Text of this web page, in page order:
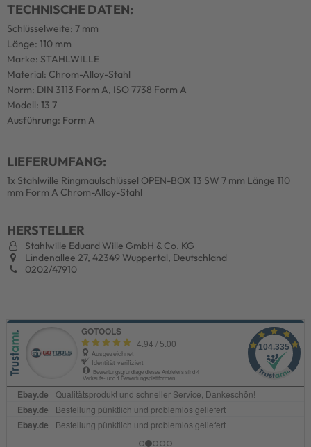
TECHNISCHE DATEN:
Schlüsselweite: 7 mm
Länge: 110 mm
Marke: STAHLWILLE
Material: Chrom-Alloy-Stahl
Norm: DIN 3113 Form A, ISO 7738 Form A
Modell: 13 7
Ausführung: Form A
LIEFERUMFANG:
1x Stahlwille Ringmaulschlüssel OPEN-BOX 13 SW 7 mm Länge 110
mm Form A Chrom-Alloy-Stahl
HERSTELLER
Stahlwille Eduard Wille GmbH & Co. KG
Lindenallee 27, 42349 Wuppertal, Deutschland
0202/47910